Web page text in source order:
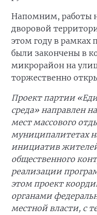
Напомним, работы
дворовой
этом году в рамках
были закончены в
микрорайон на
торжественно
Проект партии
среда» направлен
мест массового
муниципалитетах
инициатив
общественного
реализации
этом проект
органами
местной власти, с